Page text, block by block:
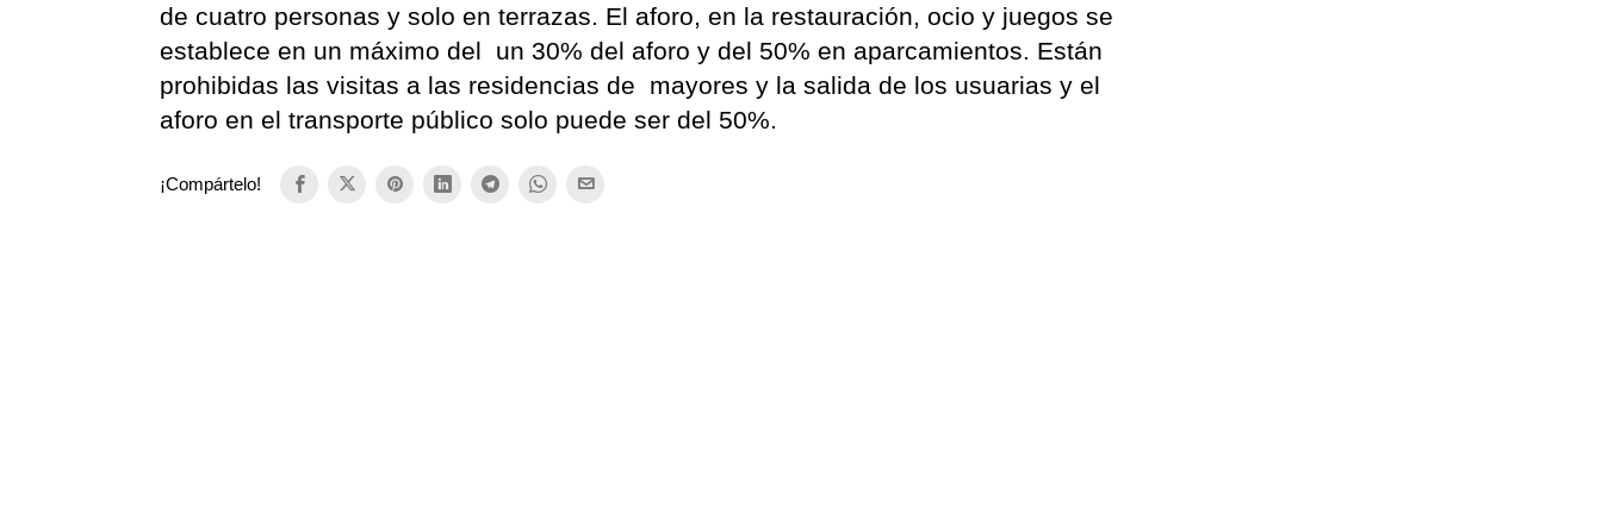
de cuatro personas y solo en terrazas. El aforo, en la restauración, ocio y juegos se
establece en un máximo del un 30% del aforo y del 50% en aparcamientos. Están
prohibidas las visitas a las residencias de mayores y la salida de los usuarias y el
aforo en el transporte público solo puede ser del 50%.
¡Compártelo!